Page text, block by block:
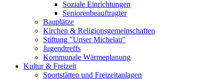
Soziale Einrichtungen
Seniorenbeauftragter
Bauplätze
Kirchen & Religionsgemeinschaften
Stiftung "Unser Michelau"
Jugendtreffs
Kommunale Wärmeplanung
Kultur & Freizeit
Sportstätten und Freizeitanlagen